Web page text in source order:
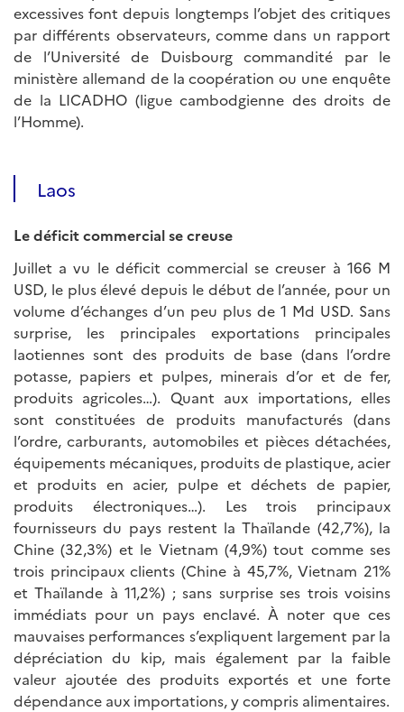
excessives font depuis longtemps l’objet des critiques
par différents observateurs, comme dans un rapport
de l’Université de Duisbourg commandité par le
ministère allemand de la coopération ou une enquête
de la LICADHO (ligue cambodgienne des droits de
l’Homme).
Laos
Le déficit commercial se creuse
Juillet a vu le déficit commercial se creuser à 166 M
USD, le plus élevé depuis le début de l’année, pour un
volume d’échanges d’un peu plus de 1 Md USD. Sans
surprise, les principales exportations principales
laotiennes sont des produits de base (dans l’ordre
potasse, papiers et pulpes, minerais d’or et de fer,
produits agricoles…). Quant aux importations, elles
sont constituées de produits manufacturés (dans
l’ordre, carburants, automobiles et pièces détachées,
équipements mécaniques, produits de plastique, acier
et produits en acier, pulpe et déchets de papier,
produits électroniques…). Les trois principaux
fournisseurs du pays restent la Thaïlande (42,7%), la
Chine (32,3%) et le Vietnam (4,9%) tout comme ses
trois principaux clients (Chine à 45,7%, Vietnam 21%
et Thaïlande à 11,2%) ; sans surprise ses trois voisins
immédiats pour un pays enclavé. À noter que ces
mauvaises performances s’expliquent largement par la
dépréciation du kip, mais également par la faible
valeur ajoutée des produits exportés et une forte
dépendance aux importations, y compris alimentaires.